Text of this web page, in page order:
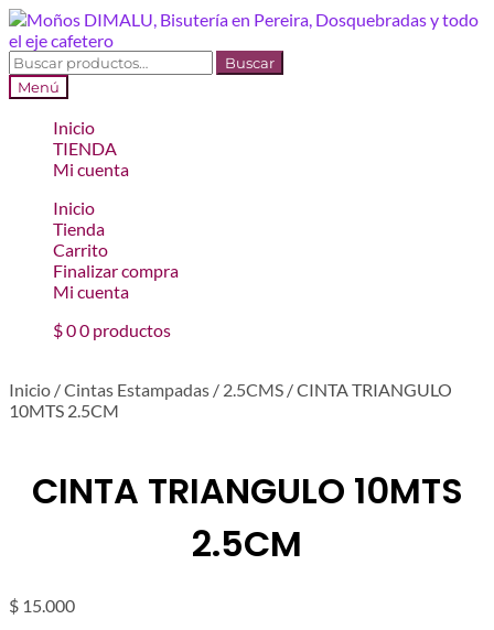
Ir
a
la
navegación
Ir
al
contenido
Buscar
por:
Buscar
Menú
Inicio
TIENDA
Mi cuenta
Inicio
Tienda
Carrito
Finalizar compra
Mi cuenta
$00 productos
Inicio /Cintas Estampadas / 2.5CMS /CINTA TRIANGULO
10MTS 2.5CM
CINTA TRIANGULO 10MTS
2.5CM
$ 15.000